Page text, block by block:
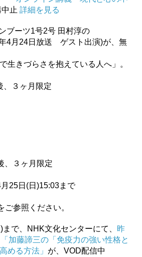
止 詳細を見る
ブーツ1号2号 田村淳の
4月24日放送 ゲスト出演)が、無
生きづらさを抱えている人へ」。
３ヶ月限定
３ヶ月限定
25日(日)15:03まで
ご参照ください。
で、NHK文化センターにて、 昨
「加藤諦三の「免疫力の強い性格と
める方法」 が、VOD配信中